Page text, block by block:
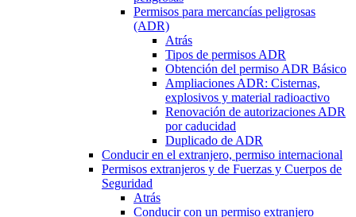
Permisos para mercancías peligrosas
(ADR)
Atrás
Tipos de permisos ADR
Obtención del permiso ADR Básico
Ampliaciones ADR: Cisternas,
explosivos y material radioactivo
Renovación de autorizaciones ADR
por caducidad
Duplicado de ADR
Conducir en el extranjero, permiso internacional
Permisos extranjeros y de Fuerzas y Cuerpos de
Seguridad
Atrás
Conducir con un permiso extranjero